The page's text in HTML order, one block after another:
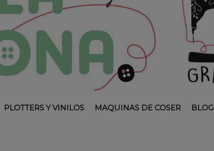
PLOTTERS Y VINILOS MAQUINAS DE COSER BLOG